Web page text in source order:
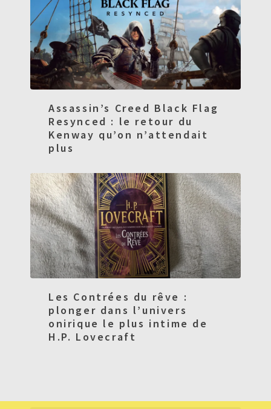
Assassin’s Creed Black Flag
Resynced : le retour du
Kenway qu’on n’attendait
plus
Les Contrées du rêve :
plonger dans l’univers
onirique le plus intime de
H.P. Lovecraft